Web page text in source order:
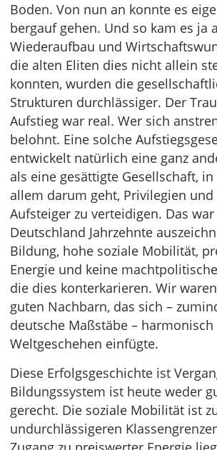
Boden. Von nun an konnte es
bergauf gehen. Und so kam es ja
Wiederaufbau und
die alten Eliten dies nicht allein
konnten, wurden die
Strukturen durchlässiger. Der
Aufstieg war real. Wer sich
belohnt. Eine solche
entwickelt natürlich eine ganz
als eine gesättigte Gesellschaft,
allem darum geht, Privilegien und
Aufsteiger zu verteidigen. Das war
Deutschland Jahrzehnte
Bildung, hohe soziale Mobilität,
Energie und keine
die dies konterkarieren. Wir
guten Nachbarn, das sich –
deutsche Maßstäbe – harmonisch
Weltgeschehen einfügte.
Diese Erfolgsgeschichte ist
Bildungssystem ist heute weder
gerecht. Die soziale Mobilität ist
undurchlässigeren